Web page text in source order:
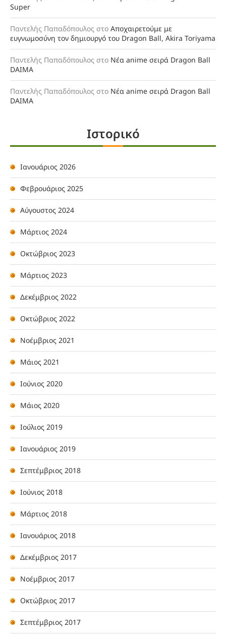
Super
Παντελής Παπαδόπουλος στο Αποχαιρετούμε με
ευγνωμοσύνη τον δημιουργό του Dragon Ball, Akira Toriyama
Παντελής Παπαδόπουλος στο Νέα anime σειρά Dragon Ball
DAIMA
Παντελής Παπαδόπουλος στο Νέα anime σειρά Dragon Ball
DAIMA
Ιστορικό
Ιανουάριος 2026
Φεβρουάριος 2025
Αύγουστος 2024
Μάρτιος 2024
Οκτώβριος 2023
Μάρτιος 2023
Δεκέμβριος 2022
Οκτώβριος 2022
Νοέμβριος 2021
Μάιος 2021
Ιούνιος 2020
Μάιος 2020
Ιούλιος 2019
Ιανουάριος 2019
Σεπτέμβριος 2018
Ιούνιος 2018
Μάρτιος 2018
Ιανουάριος 2018
Δεκέμβριος 2017
Νοέμβριος 2017
Οκτώβριος 2017
Σεπτέμβριος 2017